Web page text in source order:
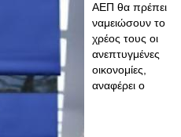
ΑΕΠ θα πρέπει
ναμειώσουν το
χρέος τους οι
ανεπτυγμένες
οικονομίες,
αναφέρει ο